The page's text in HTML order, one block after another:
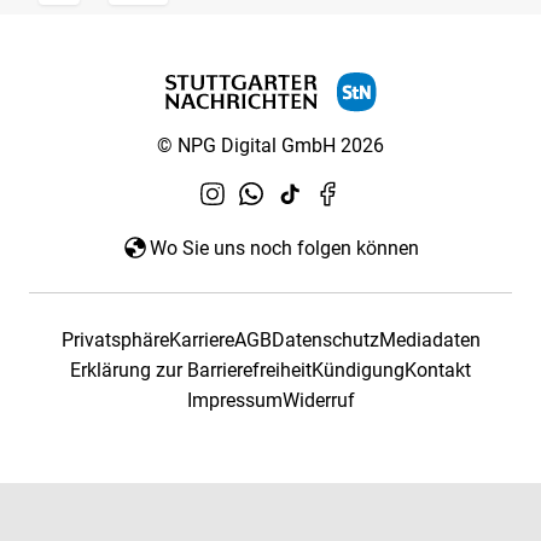
© NPG Digital GmbH 2026
Wo Sie uns noch folgen können
PrivatsphäreKarriereAGBDatenschutzMediadaten
Erklärung zur BarrierefreiheitKündigungKontakt
ImpressumWiderruf